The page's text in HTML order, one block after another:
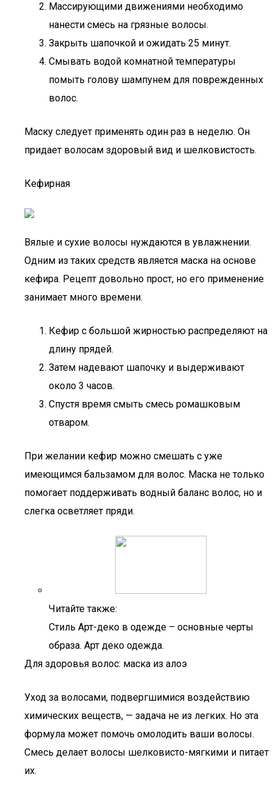
Массирующими движениями необходимо
нанести смесь на грязные волосы.
Закрыть шапочкой и ожидать 25 минут.
Смывать водой комнатной температуры
помыть голову шампунем для поврежденных
волос.
Маску следует применять один раз в неделю. Он
придает волосам здоровый вид и шелковистость.
Кефирная
Вялые и сухие волосы нуждаются в увлажнении.
Одним из таких средств является маска на основе
кефира. Рецепт довольно прост, но его применение
занимает много времени.
Кефир с большой жирностью распределяют на
длину прядей.
Затем надевают шапочку и выдерживают
около 3 часов.
Спустя время смыть смесь ромашковым
отваром.
При желании кефир можно смешать с уже
имеющимся бальзамом для волос. Маска не только
помогает поддерживать водный баланс волос, но и
слегка осветляет пряди.
Читайте также:
Стиль Арт-деко в одежде – основные черты
образа. Арт деко одежда.
Для здоровья волос: маска из алоэ
Уход за волосами, подвергшимися воздействию
химических веществ, — задача не из легких. Но эта
формула может помочь омолодить ваши волосы.
Смесь делает волосы шелковисто-мягкими и питает
их.